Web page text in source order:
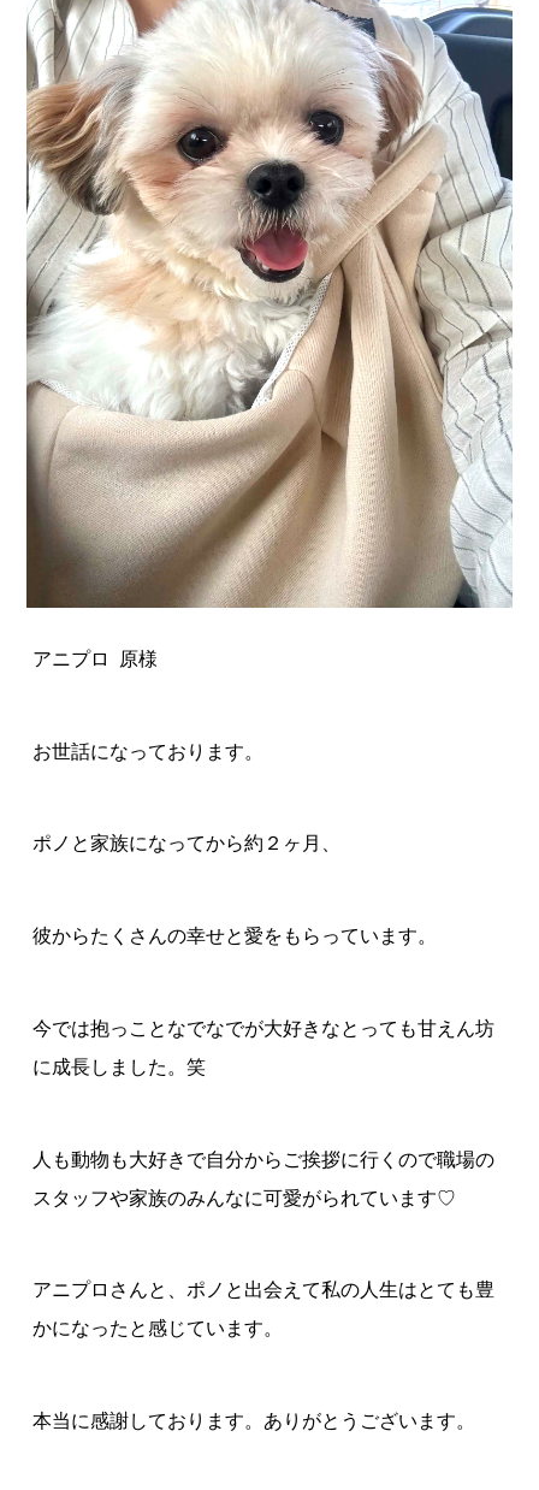
アニプロ 原様
お世話になっております。
ポノと家族になってから約２ヶ月、
彼からたくさんの幸せと愛をもらっています。
今では抱っことなでなでが大好きなとっても甘えん坊
に成長しました。笑
人も動物も大好きで自分からご挨拶に行くので職場の
スタッフや家族のみんなに可愛がられています♡
アニプロさんと、ポノと出会えて私の人生はとても豊
かになったと感じています。
本当に感謝しております。ありがとうございます。